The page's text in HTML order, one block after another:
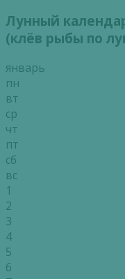
Лунный
(клёв рыбы по
январь
пн
вт
ср
чт
пт
сб
вс
1
2
3
4
5
6